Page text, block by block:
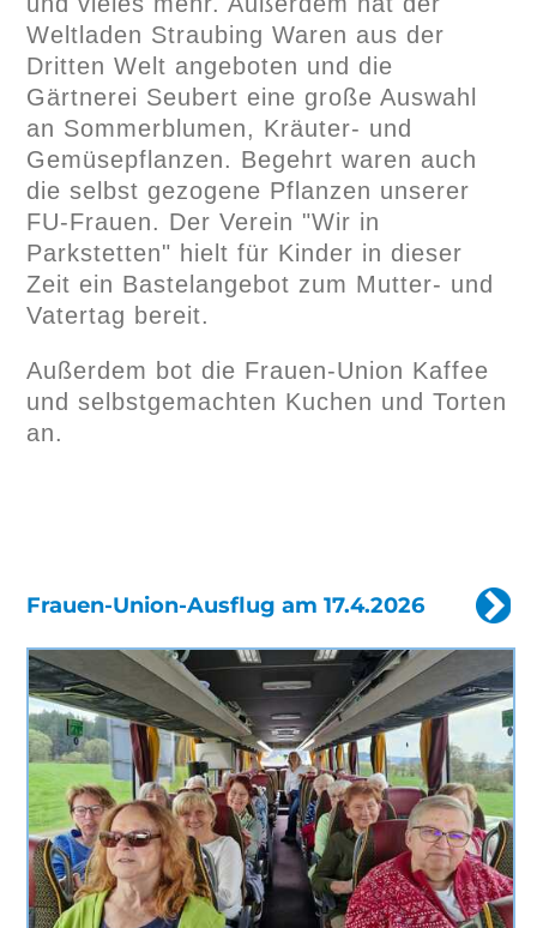
Weltladen Straubing Waren aus der
Dritten Welt angeboten und die
Gärtnerei Seubert eine große Auswahl
an Sommerblumen, Kräuter- und
Gemüsepflanzen. Begehrt waren auch
die selbst gezogene Pflanzen unserer
FU-Frauen. Der Verein "Wir in
Parkstetten" hielt für Kinder in dieser
Zeit ein Bastelangebot zum Mutter- und
Vatertag bereit.
Außerdem bot die Frauen-Union Kaffee
und selbstgemachten Kuchen und Torten
an.
Frauen-Union-Ausflug am 17.4.2026